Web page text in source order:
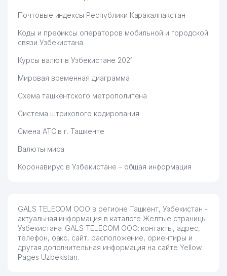
71 MEGA PARTS TRADE ЧП 559 м
72 GLOBAL-AVTO-PARTS ООО 567 м
74
75 HAVOQAND PEOPLE ООО
76 ДЕТСКИЙ САД №593
ЦЕНТР СОДЕЙСТВИЯ
СЕРГЕЛИЙСКОГО РАЙОНА
78 HAVAS FOOD ООО 685 м
80 MAURIS CARS ООО 690 м
81 FARHOD AVTO PROFI ООО 690 м
82 AVTO MOTO LEARN ООО 696 м
Почтовые индексы Республики Каракалпакстан
Коды и префиксы операторов мобильной и городской
связи Узбекистана
Курсы валют в Узбекистане 2021
Мировая временная диаграмма
Схема ташкентского метрополитена
Система штрихового кодирования
Смена АТС в г. Ташкенте
Валюты мира
Коронавирус в Узбекистане – общая информация
GALS TELECOM ООО в регионе Ташкент, Узбекистан -
актуальная информация в каталоге Желтые страницы
Узбекистана. GALS TELECOM ООО: контакты, адрес,
телефон, факс, сайт, расположение, ориентиры и
другая дополнительная информация на сайте Yellow
Pages Uzbekistan.